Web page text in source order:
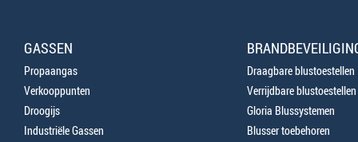
GASSEN
Propaangas
Verkooppunten
Droogijs
Industriële Gassen
Draagbare blustoestellen
Verrijdbare blustoestellen
Gloria Blussystemen
Blusser toebehoren